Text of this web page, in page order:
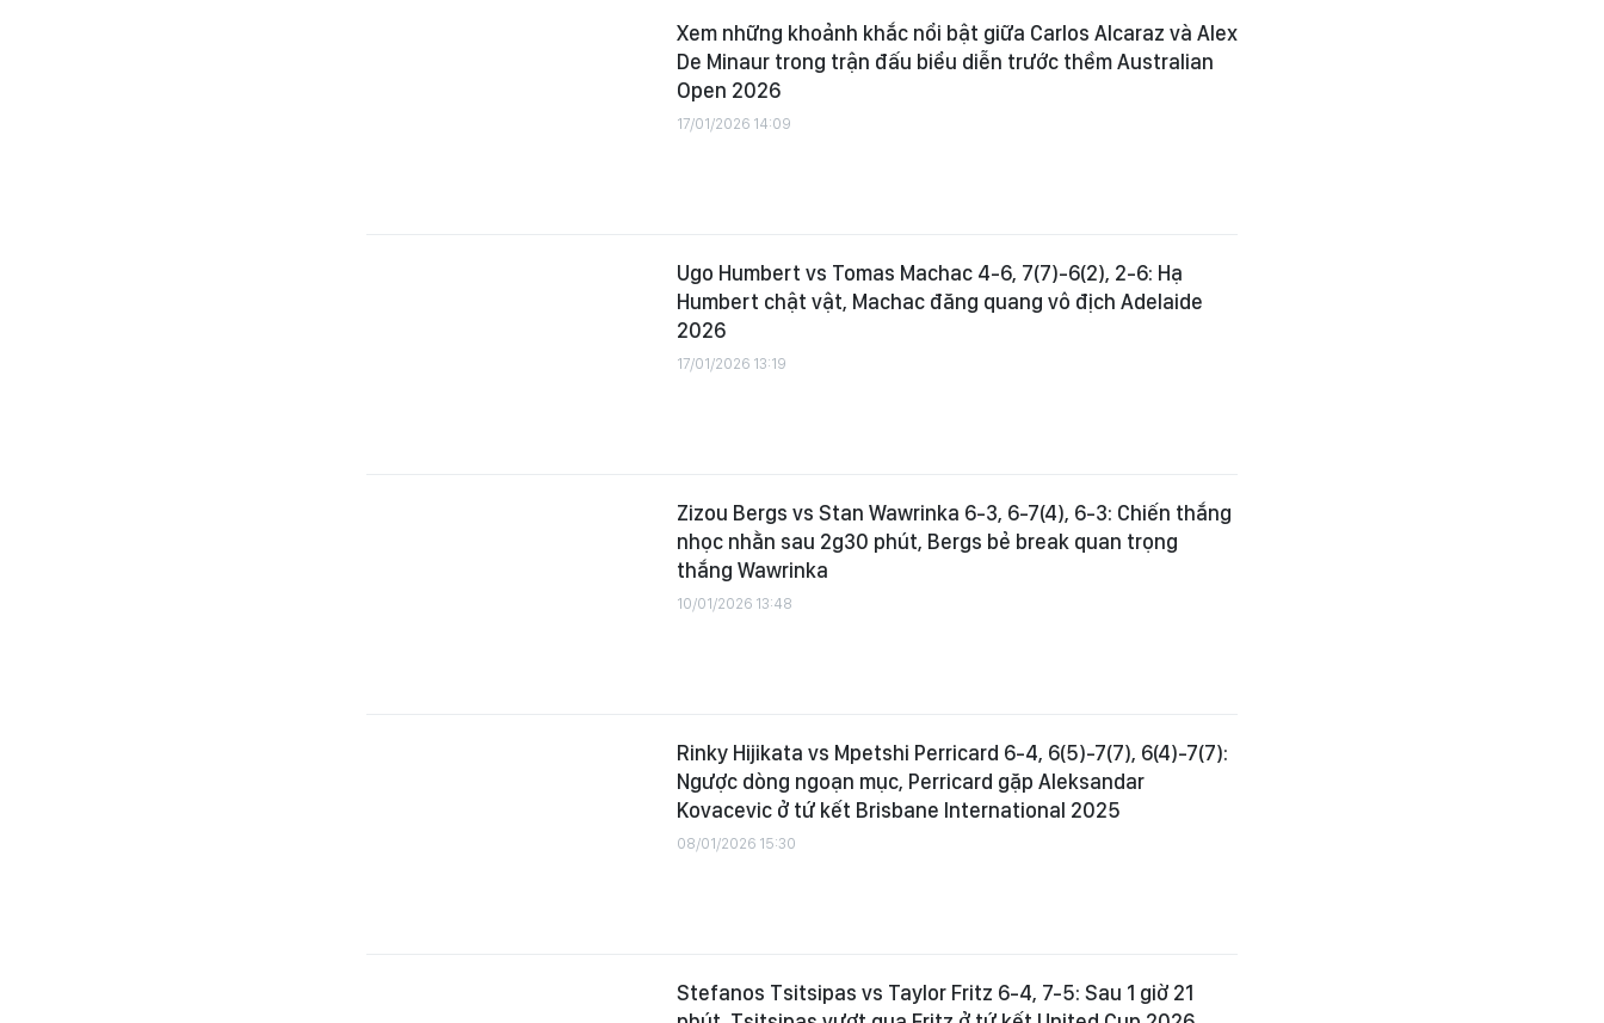
Xem những khoảnh khắc nổi bật giữa Carlos Alcaraz và Alex
De Minaur trong trận đấu biểu diễn trước thềm Australian
Open 2026
17/01/2026 14:09
Ugo Humbert vs Tomas Machac 4-6, 7(7)-6(2), 2-6: Hạ
Humbert chật vật, Machac đăng quang vô địch Adelaide
2026
17/01/2026 13:19
Zizou Bergs vs Stan Wawrinka 6-3, 6-7(4), 6-3: Chiến thắng
nhọc nhằn sau 2g30 phút, Bergs bẻ break quan trọng
thắng Wawrinka
10/01/2026 13:48
Rinky Hijikata vs Mpetshi Perricard 6-4, 6(5)-7(7), 6(4)-7(7):
Ngược dòng ngoạn mục, Perricard gặp Aleksandar
Kovacevic ở tứ kết Brisbane International 2025
08/01/2026 15:30
Stefanos Tsitsipas vs Taylor Fritz 6-4, 7-5: Sau 1 giờ 21